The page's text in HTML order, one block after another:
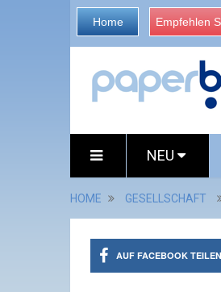
Home Empfehlen
NEU
HOME GESELLSCHAFT
AUF FACEBOOK TEILEN